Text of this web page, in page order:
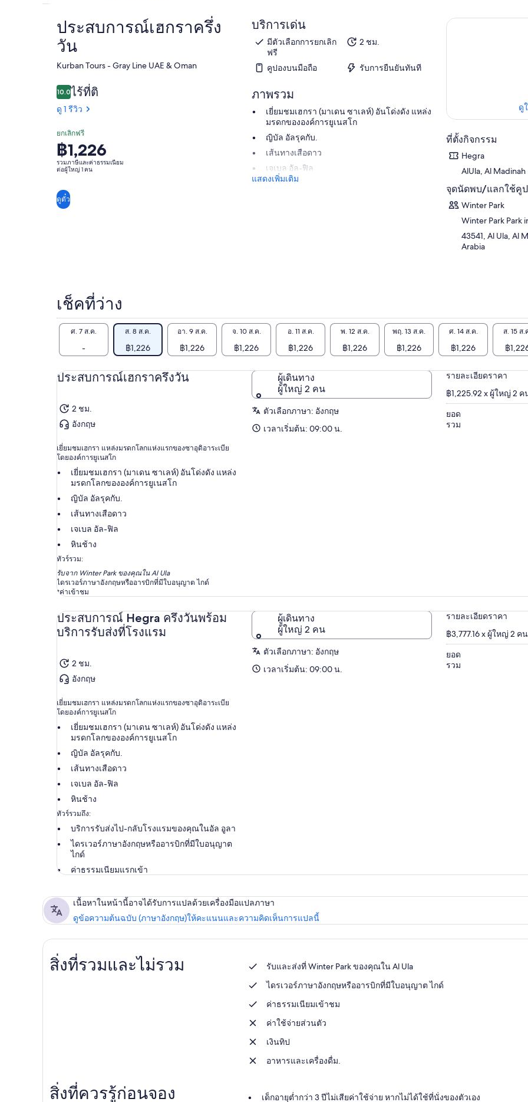
ประสบการณ์เฮกราครึ่ง
วัน
Kurban Tours - Gray Line UAE & Oman​
10.010.0 จาก 10
ไร้ที่ติ
ดู 1 รีวิว
ยกเลิกฟรี
ราคา
อยู่
฿1,226
ต่อ
฿1,226
รวมภาษีและค่าธรรมเนียม
ต่อผู้ใหญ่ 1 คน
ดูตั๋ว
บริการเด่น
มีตัวเลือกการยกเลิก
ฟรี
2 ชม.
คูปองบนมือถือ รับการยืนยันทันที
ภาพรวม
เยี่ยมชมเฮกรา (มาเดน ซาเลห์) อันโด่งดัง แหล่ง
มรดกขององค์การยูเนสโก
ญิบัล อัลรุคกับ.
เส้นทางเสือดาว
เจเบล อัล-ฟิล
แสดงเพิ่มเติม
ดู
ที่ตั้งกิจกรรม
Hegra
AlUla, Al
จุดนัดพบ/แลกใช้คู
Winter Park
Winter Park Park
43541, Al Ula, Al
Arabia
เช็คที่ว่าง
ศ. 7 ส.ค.
-
ส. 8 ส.ค.
฿1,226
อา. 9 ส.ค.
฿1,226
จ. 10 ส.ค.
฿1,226
อ. 11 ส.ค.
฿1,226
พ. 12 ส.ค.
฿1,226
พฤ. 13 ส.ค.
฿1,226
ศ. 14 ส.ค.
฿1,226
ส. 15 ส.
฿
ประสบการณ์เฮกราครึ่งวัน
2 ชม.
อังกฤษ
เยี่ยมชมเฮกรา แหล่งมรดกโลกแห่งแรกของซาอุดิอาระเบีย
โดยองค์การยูเนสโก
เยี่ยมชมเฮกรา (มาเดน ซาเลห์) อันโด่งดัง แหล่ง
มรดกโลกขององค์การยูเนสโก
ญิบัล อัลรุคกับ.
เส้นทางเสือดาว
เจเบล อัล-ฟิล
หินช้าง
ทัวร์รวม:
รับจาก Winter Park ของคุณใน Al Ula
ไดรเวอร์ภาษาอังกฤษหรืออารบิกที่มีใบอนุญาต ไกด์
*ค่าเข้าชม
ผู้เดินทาง
ผู้ใหญ่ 2 คน
ตัวเลือกภาษา: อังกฤษ
เวลาเริ่มต้น: 09:00 น.
รายละเอียดราคา
฿1,225.92 x ผู้ใหญ่ 2 ค
ยอด
รวม
ประสบการณ์ Hegra ครึ่งวันพร้อม
บริการรับส่งที่โรงแรม
2 ชม.
อังกฤษ
เยี่ยมชมเฮกรา แหล่งมรดกโลกแห่งแรกของซาอุดิอาระเบีย
โดยองค์การยูเนสโก
เยี่ยมชมเฮกรา (มาเดน ซาเลห์) อันโด่งดัง แหล่ง
มรดกโลกขององค์การยูเนสโก
ญิบัล อัลรุคกับ.
เส้นทางเสือดาว
เจเบล อัล-ฟิล
หินช้าง
ทัวร์รวมถึง:
บริการรับส่งไป-กลับโรงแรมของคุณในอัล อูลา
ไดรเวอร์ภาษาอังกฤษหรืออารบิกที่มีใบอนุญาต
ไกด์
ค่าธรรมเนียมแรกเข้า
ผู้เดินทาง
ผู้ใหญ่ 2 คน
ตัวเลือกภาษา: อังกฤษ
เวลาเริ่มต้น: 09:00 น.
รายละเอียดราคา
฿3,777.16 x ผู้ใหญ่ 2 คน
ยอด
รวม
เนื้อหาในหน้านี้อาจได้รับการแปลด้วยเครื่องมือแปลภาษา
ดูข้อความต้นฉบับ (ภาษาอังกฤษ)ให้คะแนนและความคิดเห็นการแปลนี้เปิด
แท็บ
สิ่งที่รวมและไม่รวม
รับและส่งที่ Winter Park ของคุณใน Al Ula
ไดรเวอร์ภาษาอังกฤษหรืออารบิกที่มีใบอนุญาต ไกด์
ค่าธรรมเนียมเข้าชม
ค่าใช้จ่ายส่วนตัว
เงินทิป
อาหารและเครื่องดื่ม.
สิ่งที่ควรรู้ก่อนจอง
เด็กอายุต่ำกว่า 3 ปีไม่เสียค่าใช้จ่าย หากไม่ได้ใช้ที่นั่งของตัวเอง